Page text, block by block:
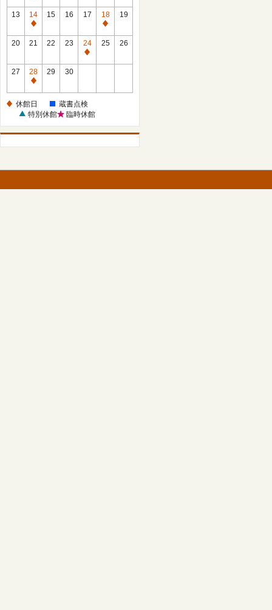
館
日
13
14
休
館
15 16 17
18
休
館
19
20 21 22 23
24
休
25 26
27
28
休
日
29 30
休館日
蔵書点検
特別休館
臨時休館